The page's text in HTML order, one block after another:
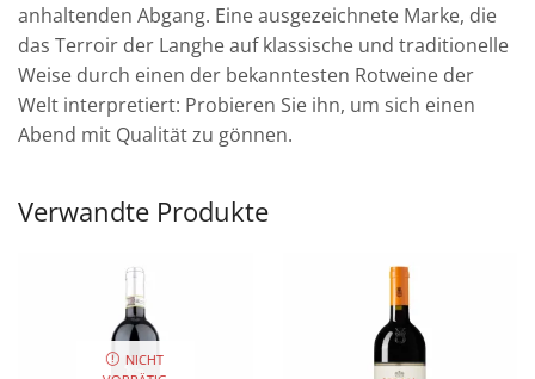
anhaltenden Abgang. Eine ausgezeichnete Marke, die
das Terroir der Langhe auf klassische und traditionelle
Weise durch einen der bekanntesten Rotweine der
Welt interpretiert: Probieren Sie ihn, um sich einen
Abend mit Qualität zu gönnen.
Verwandte Produkte
NICHT